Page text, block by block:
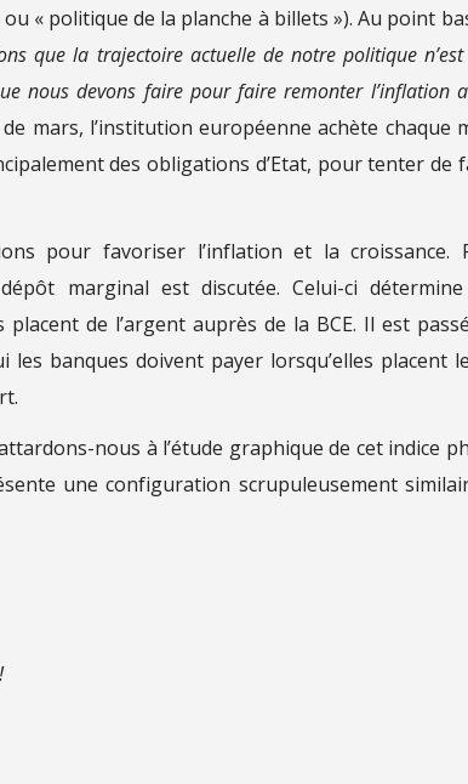
« politique de la planche à billets »). Au point
que la trajectoire actuelle de notre politique
nous devons faire pour faire remonter l’inflation
mars, l’institution européenne achète chaque
des obligations d’Etat, pour tenter de
pour favoriser l’inflation et la croissance.
marginal est discutée. Celui-ci
de l’argent auprès de la BCE. Il est
les banques doivent payer lorsqu’elles placent
nous à l’étude graphique de cet indice
une configuration scrupuleusement